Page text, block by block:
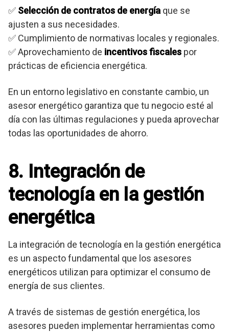
✅ Selección de contratos de energía que se
ajusten a sus necesidades.
✅ Cumplimiento de normativas locales y regionales.
✅ Aprovechamiento de incentivos fiscales por
prácticas de eficiencia energética.
En un entorno legislativo en constante cambio, un
asesor energético garantiza que tu negocio esté al
día con las últimas regulaciones y pueda aprovechar
todas las oportunidades de ahorro.
8. Integración de
tecnología en la gestión
energética
La integración de tecnología en la gestión energética
es un aspecto fundamental que los asesores
energéticos utilizan para optimizar el consumo de
energía de sus clientes.
A través de sistemas de gestión energética, los
asesores pueden implementar herramientas como